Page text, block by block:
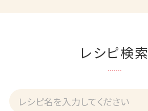
レシピ検索